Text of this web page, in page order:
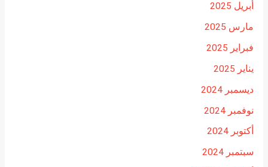
أبريل 2025
مارس 2025
فبراير 2025
يناير 2025
ديسمبر 2024
نوفمبر 2024
أكتوبر 2024
سبتمبر 2024